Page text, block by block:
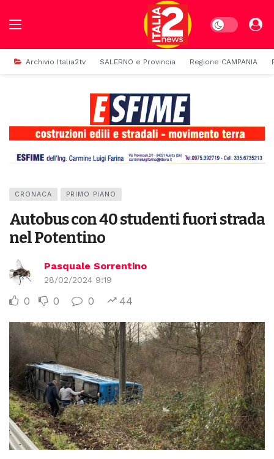
Dark mode
Archivio Italia2tv SALERNO e Provincia Regione CAMPANIA
CRONACA PRIMO PIANO
Autobus con 40 studenti fuori strada
nel Potentino
Pasquale Sorrentino
28/02/2024 9:19
0 0 0 44